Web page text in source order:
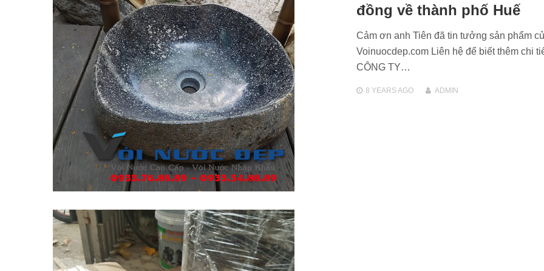
đồng về thành phố Huế
Cảm ơn anh Tiên đã tin tưởng sản phẩm
Voinuocdep.com Liên hệ để biết thêm chi
CÔNG TY…
8 YEARSAGO ADMIN